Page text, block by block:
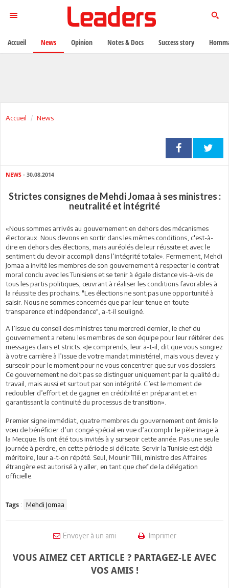
Accueil News
NEWS - 30.08.2014
Strictes consignes de Mehdi Jomaa à ses ministres :
neutralité et intégrité
«Nous sommes arrivés au gouvernement en dehors des mécanismes
électoraux. Nous devons en sortir dans les mêmes conditions, c'est-à-
dire en dehors des élections, mais auréolés de leur réussite et avec le
sentiment du devoir accompli dans l’intégrité totale». Fermement, Mehdi
Jomaa a invité les membres de son gouvernement à respecter le contrat
moral conclu avec les Tunisiens et se tenir à égale distance vis-à-vis de
tous les partis politiques, œuvrant à réaliser les conditions favorables à
la réussite des prochains. "Les élections ne sont pas une opportunité à
saisir. Nous ne sommes concernés que par leur tenue en toute
transparence et indépendance", a-t-il souligné.
A l’issue du conseil des ministres tenu mercredi dernier, le chef du
gouvernement a retenu les membres de son équipe pour leur réitérer des
messages clairs et stricts. «Je comprends, leur a-t-il, dit que vous songiez
à votre carrière à l’issue de votre mandat ministériel, mais vous devez y
surseoir pour le moment pour ne vous concentrer que sur vos dossiers.
Ce gouvernement ne doit pas se distinguer uniquement par la qualité du
travail, mais aussi et surtout par son intégrité. C’est le moment de
redoubler d’effort et de gagner en crédibilité en préparant et en
garantissant la continuité du processus de transition».
Premier signe immédiat, quatre membres du gouvernement ont émis le
vœu de bénéficier d’un congé spécial en vue d’accomplir le pèlerinage à
la Mecque. Ils ont été tous invités à y surseoir cette année. Pas une seule
journée à perdre, en cette période si délicate. Servir la Tunisie est déjà
méritoire, leur a-t-on répété. Seul, Mounir Tlili, ministre des Affaires
étrangère est autorisé à y aller, en tant que chef de la délégation
officielle.
Tags : Mehdi Jomaa
Envoyer à un ami Imprimer
VOUS AIMEZ CET ARTICLE ? PARTAGEZ-LE AVEC
VOS AMIS !
Accueil News Opinion Notes & Docs Success story